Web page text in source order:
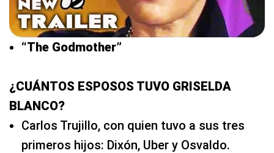
“The Godmother”
¿CUÁNTOS ESPOSOS TUVO GRISELDA
BLANCO?
Carlos Trujillo, con quien tuvo a sus tres
primeros hijos: Dixón, Uber y Osvaldo.